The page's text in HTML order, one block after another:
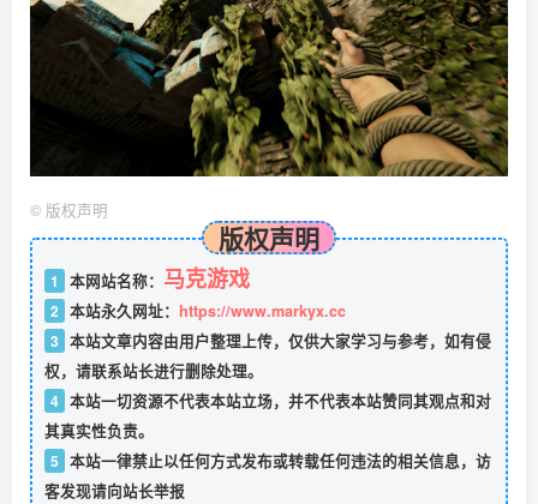
© 版权声明
版权声明
1 本网站名称： 马克游戏
2 本站永久网址： https://www.markyx.cc
3 本站文章内容由用户整理上传，仅供大家学习与参考，如有侵
权，请联系站长进行删除处理。
4 本站一切资源不代表本站立场，并不代表本站赞同其观点和对
其真实性负责。
5 本站一律禁止以任何方式发布或转载任何违法的相关信息，访
客发现请向站长举报